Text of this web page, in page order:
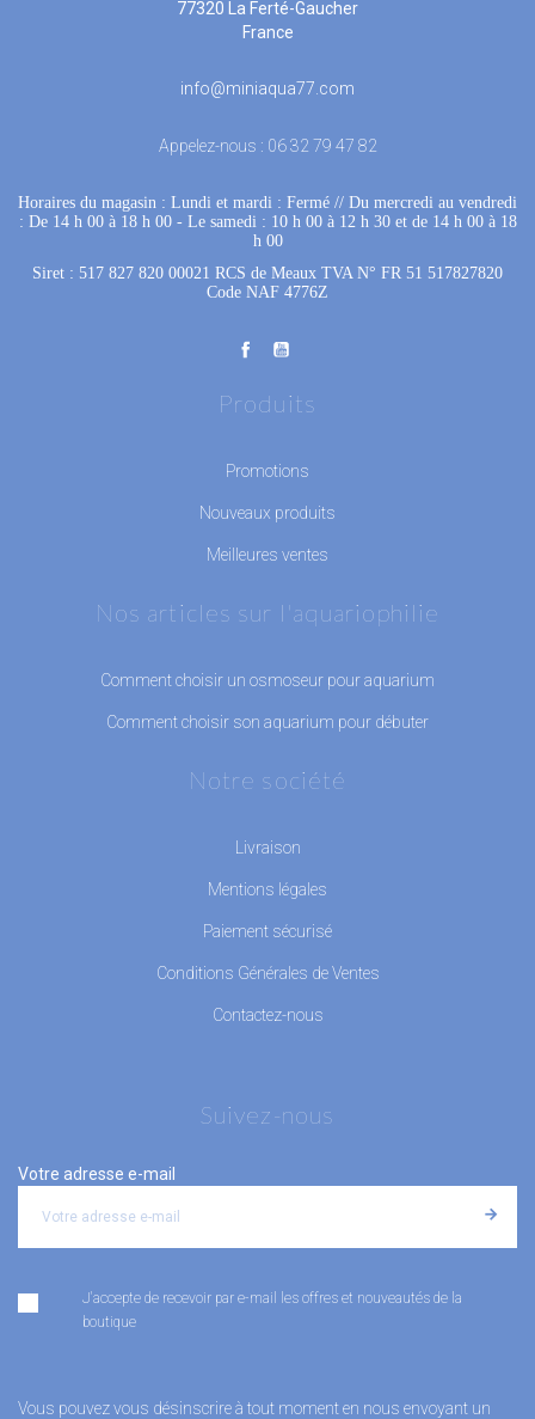
77320 La Ferté-Gaucher
France
info@miniaqua77.com
Appelez-nous : 06 32 79 47 82
Horaires du magasin : Lundi et mardi : Fermé // Du mercredi au vendredi
: De 14 h 00 à 18 h 00 - Le samedi : 10 h 00 à 12 h 30 et de 14 h 00 à 18
h 00
Siret : 517 827 820 00021 RCS de Meaux TVA N° FR 51 517827820
Code NAF 4776Z
Produits
Promotions
Nouveaux produits
Meilleures ventes
Nos articles sur l'aquariophilie
Comment choisir un osmoseur pour aquarium
Comment choisir son aquarium pour débuter
Notre société
Livraison
Mentions légales
Paiement sécurisé
Conditions Générales de Ventes
Contactez-nous
Suivez-nous
Votre adresse e-mail
J'accepte de recevoir par e-mail les offres et nouveautés de la
boutique
Vous pouvez vous désinscrire à tout moment en nous envoyant un